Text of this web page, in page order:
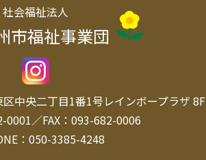
社会福祉法人
市福祉事業団
区中央二丁目1番1号レインボープラザ 8F
0001／FAX：093-682-0006
：050-3385-4248